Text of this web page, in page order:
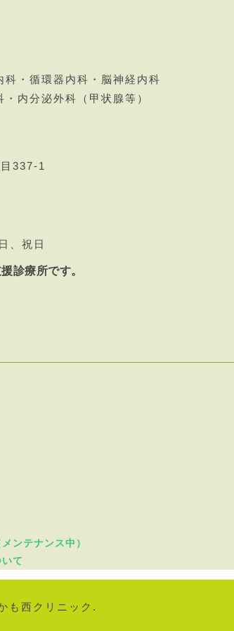
科・循環器内科・脳神経内科
内分泌外科（甲状腺等）
337-1
、祝日
診療所です。
ンテナンス中）
て
西クリニック.